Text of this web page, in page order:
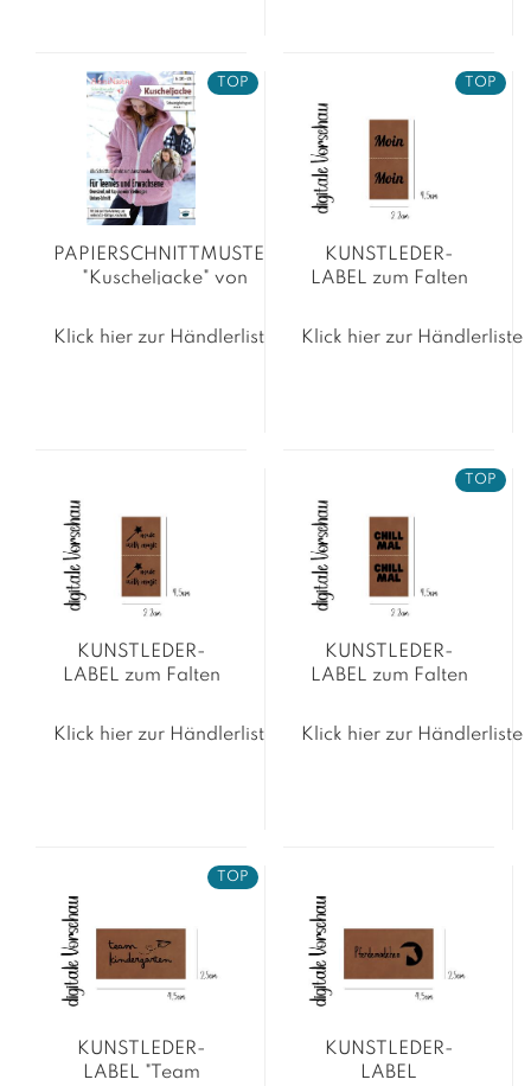
TOP
PAPIERSCHNITTMUSTER
"Kuscheljacke" von
Klick hier zur Händlerliste
TOP
KUNSTLEDER-
LABEL zum Falten
Klick hier zur Händlerliste
KUNSTLEDER-
LABEL zum Falten
Klick hier zur Händlerliste
TOP
KUNSTLEDER-
LABEL zum Falten
Klick hier zur Händlerliste
TOP
KUNSTLEDER-
LABEL "Team
KUNSTLEDER-
LABEL